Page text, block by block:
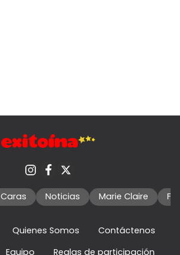
Caras Noticias Marie Claire
Quienes Somos
Contáctenos
Equipo Reglas de participación